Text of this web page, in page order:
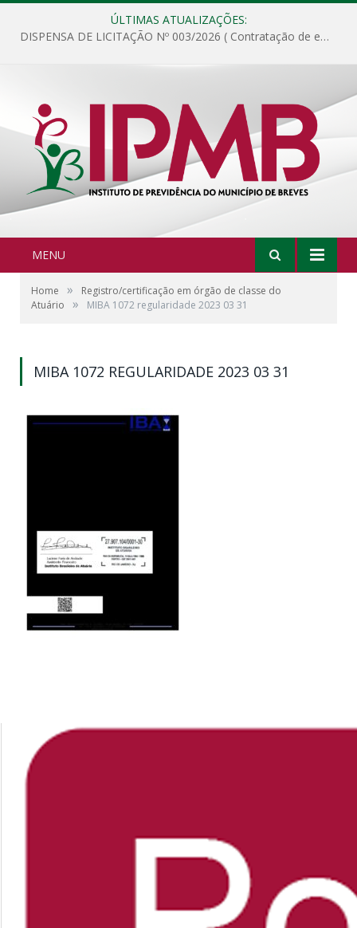
ÚLTIMAS ATUALIZAÇÕES:
DISPENSA DE LICITAÇÃO Nº 003/2026 ( Contratação de empresa para fornecimento de gêneros alimentícios não perecíveis, materiais de expediente, descartáveis, copa e cozinha, para análise e posterior publicação.)
MENU
Home »
Registro/certificação em órgão de classe do
Atuário
» MIBA 1072 regularidade 2023 03 31
MIBA 1072 REGULARIDADE 2023 03 31